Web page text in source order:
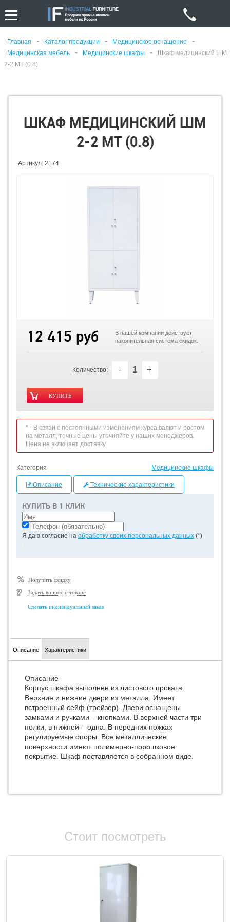
Главная - Каталог продукции - Медицинское оснащение -
Медицинская мебель - Медицинские шкафы -
Шкаф медицинский ШМ
2-2 МТ (0.8)
ШКАФ МЕДИЦИНСКИЙ ШМ
2-2 МТ (0.8)
Артикул: 2174
КУПИТЬ В 1 КЛИК
Я даю согласие на обработку своих персональных данных (*)
Получить скидку
Задать вопрос о товаре
Сделать индивидуальный заказ
12 415 руб
В нашей компании действует
накопительная система скидок.
Количество: - +
* - В связи с постоянными изменениям курса валют и ростом
на металл, точные цены уточняйте у наших менеджеров.
Цена не включает доставку.
Категория Медицинские шкафы
Описание Технические характеристики
Описание Характеристики
Описание
Корпус шкафа выполнен из листового проката.
Верхние и нижние двери из металла. Имеет
встроенный сейф (трейзер). Двери оснащены
замками и ручками – кнопками. В верхней части три
полки, в нижней – одна. В передних ножках
регулируемые опоры. Все металлические
поверхности имеют полимерно-порошковое
покрытие. Шкаф поставляется в собранном виде.
Стоит посмотреть